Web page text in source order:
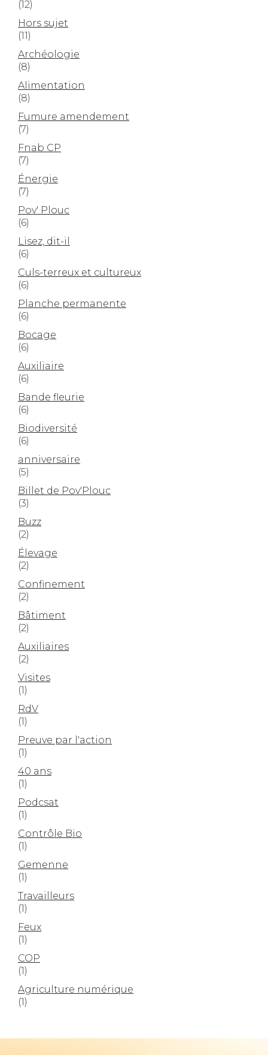
(12)
Hors sujet
(11)
Archéologie
(8)
Alimentation
(8)
Fumure amendement
(7)
Fnab CP
(7)
Énergie
(7)
Pov' Plouc
(6)
Lisez, dit-il
(6)
Culs-terreux et cultureux
(6)
Planche permanente
(6)
Bocage
(6)
Auxiliaire
(6)
Bande fleurie
(6)
Biodiversité
(6)
anniversaire
(5)
Billet de Pov'Plouc
(3)
Buzz
(2)
Élevage
(2)
Confinement
(2)
Bâtiment
(2)
Auxiliaires
(2)
Visites
(1)
RdV
(1)
Preuve par l'action
(1)
40 ans
(1)
Podcsat
(1)
Contrôle Bio
(1)
Gemenne
(1)
Travailleurs
(1)
Feux
(1)
COP
(1)
Agriculture numérique
(1)